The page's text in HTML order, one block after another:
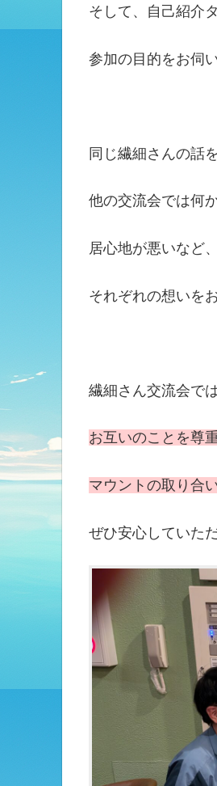
そして、自己紹介
参加の目的をお伺
同じ繊細さんの話
他の交流会では何
居心地が悪いなど、
それぞれの想いを
繊細さん交流会で
お互いのことを尊重
マウントの取り合
ぜひ安心していた